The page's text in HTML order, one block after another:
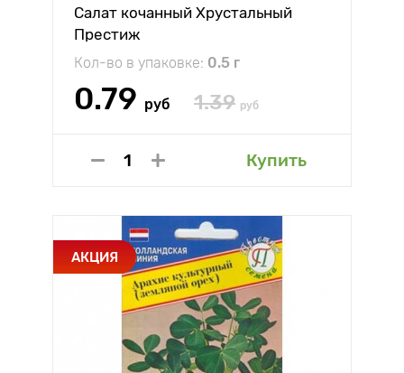
Салат кочанный Хрустальный
Престиж
Кол-во в упаковке: 0.5 г
0.79 руб 1.39 руб
Купить
АКЦИЯ